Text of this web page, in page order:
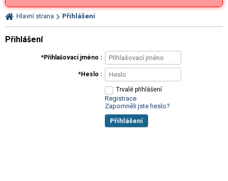
Hlavní strana Přihlášení
Přihlášení
Přihlašovací jméno
Heslo
Trvalé přihlášení
Registrace
Zapomněli jste heslo?
Přihlášení